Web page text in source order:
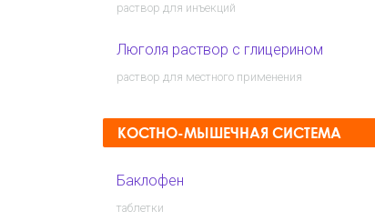
раствор для инъекций
Люголя раствор с глицерином
раствор для местного применения
КОСТНО-МЫШЕЧНАЯ СИСТЕМА
Баклофен
таблетки